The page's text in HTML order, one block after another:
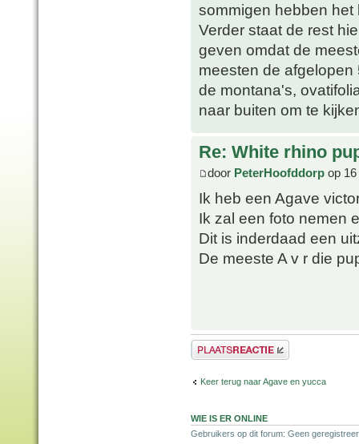
sommigen hebben het
Verder staat de rest
geven omdat de
meesten de
de montana's,
naar buiten om te
Re: White rhino
door PeterHoofddorp op
Ik heb een Agave
Ik zal een foto nemen
Dit is inderdaad een
De meeste A v r die
Plaats een reactie
Keer terug naar Agave en yucca
WIE IS ER ONLINE
Gebruikers op dit forum: Geen